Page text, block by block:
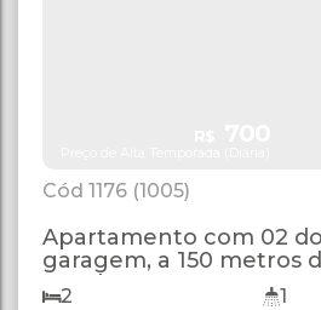
1176 (1005)
Apartamento com 02
garagem, a 150 metros
Bombas.
2 1